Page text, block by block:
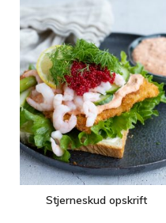
Stjerneskud opskrift